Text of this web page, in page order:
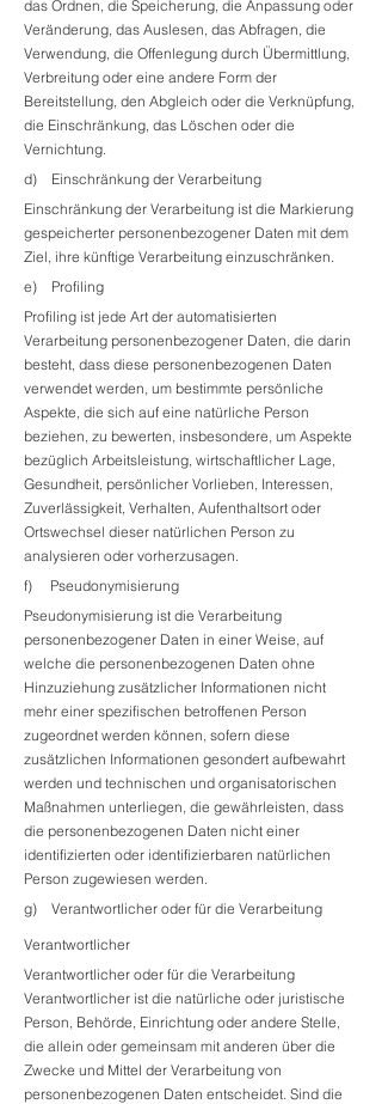
das Ordnen, die Speicherung, die Anpassung oder
Veränderung, das Auslesen, das Abfragen, die
Verwendung, die Offenlegung durch Übermittlung,
Verbreitung oder eine andere Form der
Bereitstellung, den Abgleich oder die Verknüpfung,
die Einschränkung, das Löschen oder die
Vernichtung.
d) Einschränkung der Verarbeitung
Einschränkung der Verarbeitung ist die Markierung
gespeicherter personenbezogener Daten mit dem
Ziel, ihre künftige Verarbeitung einzuschränken.
e) Profiling
Profiling ist jede Art der automatisierten
Verarbeitung personenbezogener Daten, die darin
besteht, dass diese personenbezogenen Daten
verwendet werden, um bestimmte persönliche
Aspekte, die sich auf eine natürliche Person
beziehen, zu bewerten, insbesondere, um Aspekte
bezüglich Arbeitsleistung, wirtschaftlicher Lage,
Gesundheit, persönlicher Vorlieben, Interessen,
Zuverlässigkeit, Verhalten, Aufenthaltsort oder
Ortswechsel dieser natürlichen Person zu
analysieren oder vorherzusagen.
f) Pseudonymisierung
Pseudonymisierung ist die Verarbeitung
personenbezogener Daten in einer Weise, auf
welche die personenbezogenen Daten ohne
Hinzuziehung zusätzlicher Informationen nicht
mehr einer spezifischen betroffenen Person
zugeordnet werden können, sofern diese
zusätzlichen Informationen gesondert aufbewahrt
werden und technischen und organisatorischen
Maßnahmen unterliegen, die gewährleisten, dass
die personenbezogenen Daten nicht einer
identifizierten oder identifizierbaren natürlichen
Person zugewiesen werden.
g) Verantwortlicher oder für die Verarbeitung
Verantwortlicher
Verantwortlicher oder für die Verarbeitung
Verantwortlicher ist die natürliche oder juristische
Person, Behörde, Einrichtung oder andere Stelle,
die allein oder gemeinsam mit anderen über die
Zwecke und Mittel der Verarbeitung von
personenbezogenen Daten entscheidet. Sind die